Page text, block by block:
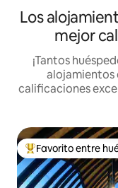
Los
mejor
¡Tantos
alojamientos
calificaciones
De los mejores en
Favorito entre